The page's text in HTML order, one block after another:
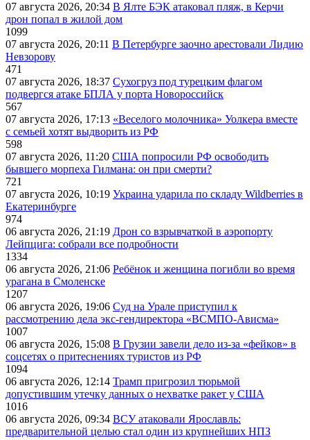
07 августа 2026, 20:34 В Ялте БЭК атаковал пляж, в Керчи
дрон попал в жилой дом
1099
07 августа 2026, 20:11 В Петербурге заочно арестовали Лидию
Невзорову
471
07 августа 2026, 18:37 Сухогруз под турецким флагом
подвергся атаке БПЛА у порта Новороссийск
567
07 августа 2026, 17:13 «Веселого молочника» Уолкера вместе
с семьей хотят выдворить из РФ
598
07 августа 2026, 11:20 США попросили РФ освободить
бывшего морпеха Гилмана: он при смерти?
721
07 августа 2026, 10:19 Украина ударила по складу Wildberries в
Екатеринбурге
974
06 августа 2026, 21:19 Дрон со взрывчаткой в аэропорту
Лейпцига: собрали все подробности
1334
06 августа 2026, 21:06 Ребёнок и женщина погибли во время
урагана в Смоленске
1207
06 августа 2026, 19:06 Суд на Урале приступил к
рассмотрению дела экс-гендиректора «ВСМПО-Ависма»
1007
06 августа 2026, 15:08 В Грузии завели дело из-за «фейков» в
соцсетях о притеснениях туристов из РФ
1094
06 августа 2026, 12:14 Трамп пригрозил тюрьмой
допустившим утечку данных о нехватке ракет у США
1016
06 августа 2026, 09:34 ВСУ атаковали Ярославль:
предварительной целью стал один из крупнейших НПЗ